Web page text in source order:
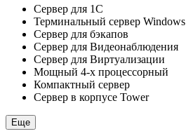
Сервер для 1С
Терминальный сервер Windows
Сервер для бэкапов
Сервер для Видеонаблюдения
Сервер для Виртуализации
Мощный 4-х процессорный
Компактный сервер
Сервер в корпусе Tower
Еще